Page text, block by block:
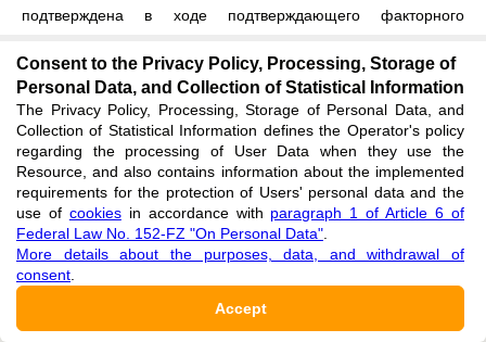
подтверждена в ходе подтверждающего факторного
Совокупность всех аналитических и статистических методов
обработки данных, которые были применены в
исследовании, позволили сделать следующие выводы
относительно категории «инновационные способности», ее
элементного состава и факторов, влияющих на нее:
Consent to the Privacy Policy, Processing, Storage of
Personal Data, and Collection of Statistical Information
The Privacy Policy, Processing, Storage of Personal Data, and
Collection of Statistical Information defines the Operator's policy
regarding the processing of User Data when they use the
Resource, and also contains information about the implemented
requirements for the protection of Users' personal data and the
use of cookiesin accordance with paragraph 1 of Article 6 of
Federal Law No. 152-FZ "On Personal Data"
More details about the purposes, data, and withdrawal of
consent
Accept